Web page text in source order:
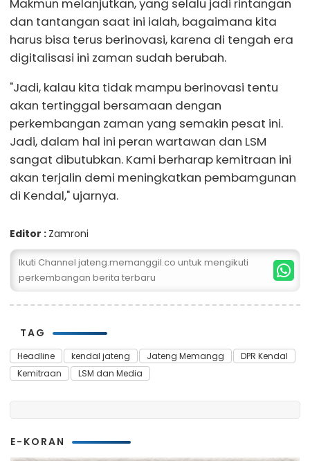
Makmun melanjutkan, yang selalu jadi rintangan
dan tantangan saat ini ialah, bagaimana kita
harus bisa terus berinovasi, karena di tengah era
digitalisasi ini zaman sudah berubah.
"Jadi, kalau kita tidak mampu berinovasi tentu
akan tertinggal bersamaan dengan
perkembangan zaman yang semakin pesat ini.
Jadi, dalam hal ini peran wartawan dan LSM
sangat dibutubkan. Kami berharap kemitraan ini
akan terjalin demi meningkatkan pembamgunan
di Kendal," ujarnya.
Editor : Zamroni
Ikuti Channel jateng.memanggil.co untuk mengikuti
perkembangan berita terbaru
TAG
Headline kendal jateng Jateng Memangg
DPR Kendal
Kemitraan
LSM dan Media
E-KORAN